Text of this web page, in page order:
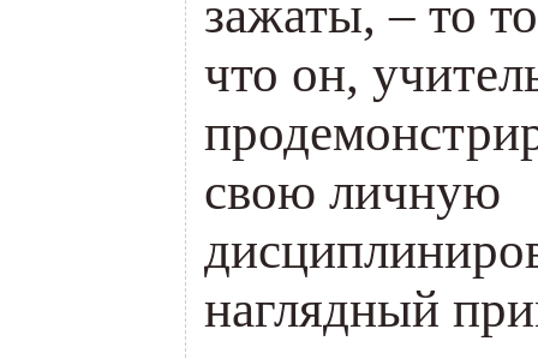
зажаты, – то
что он,
свою личную
наглядный